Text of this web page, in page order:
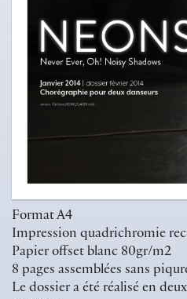
Format A4
Impression quadrichromie
Papier offset blanc 80gr/m2
8 pages assemblées sans
Le dossier a été réalisé en